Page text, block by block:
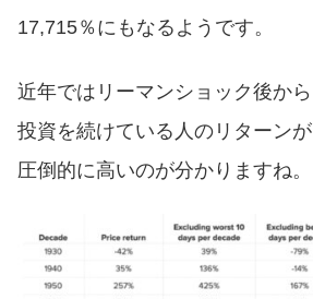
17,715％にもなるようです。
近年ではリーマンショック後から
投資を続けている人のリターンが
圧倒的に高いのが分かりますね。